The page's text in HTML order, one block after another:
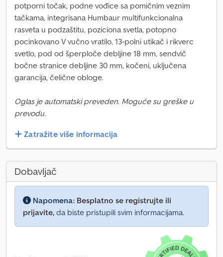
potporni točak, podne vođice sa pomičnim veznim
tačkama, integrisana Humbaur multifunkcionalna
rasveta u podzaštitu, poziciona svetla, potopno
pocinkovano V vučno vratilo, 13-polni utikač i rikverc
svetlo, pod od šperploče debljine 18 mm, sendvič
bočne stranice debljine 30 mm, kočeni, uključena
garancija, čelične obloge.
Oglas je automatski preveden. Moguće su greške u
prevodu.
Zatražite više informacija
Dobavljač
Napomena: Besplatno se registrujte ili
prijavite, da biste pristupili svim informacijama.